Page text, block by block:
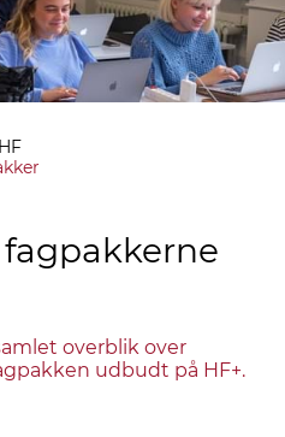
overblik over
udbudt på HF+.